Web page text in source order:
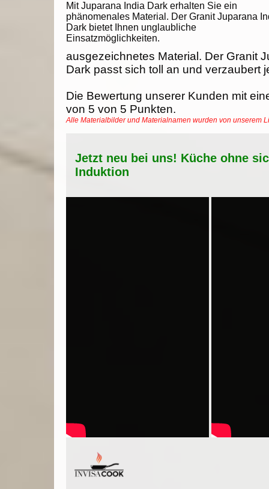
Mit Juparana India Dark erhalten Sie ein
phänomenales Material. Der Granit Juparana
Dark bietet Ihnen unglaubliche
Einsatzmöglichkeiten.
ausgezeichnetes Material. Der Granit
Dark passt sich toll an und verzaubert
Die Bewertung unserer Kunden mit
von 5 von 5 Punkten.
Alle Materialbilder und Materialnamen wurden von unserem
Jetzt neu bei uns! Küche ohne
Induktion